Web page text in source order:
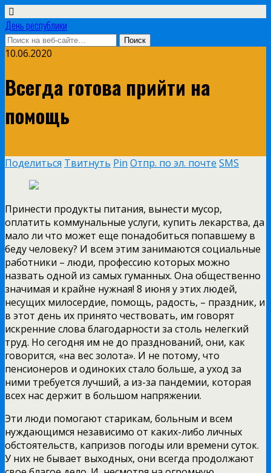
День республики
10.06.2020
Всегда готова прийти на
помощь
Поделиться Твитнуть Pin Отпр. по эл. почте SMS
Принести продукты питания, вынести мусор,
оплатить коммунальные услуги, купить лекарства, да
мало ли что может еще понадобиться попавшему в
беду человеку? И всем этим занимаются социальные
работники – люди, профессию которых можно
назвать одной из самых гуманных. Она общественно
значимая и крайне нужная! 8 июня у этих людей,
несущих милосердие, помощь, радость, – праздник, и
в этот день их принято чествовать, им говорят
искренние слова благодарности за столь нелегкий
труд. Но сегодня им не до празднований, они, как
говорится, «на вес золота». И не потому, что
пенсионеров и одиноких стало больше, а уход за
ними требуется лучший, а из-за пандемии, которая
всех нас держит в большом напряжении.
Эти люди помогают старикам, больным и всем
нуждающимся независимо от каких-либо личных
обстоятельств, капризов погоды или времени суток.
У них не бывает выходных, они всегда продолжают